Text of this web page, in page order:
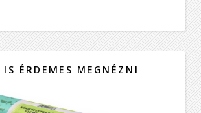
IS ÉRDEMES MEGNÉZNI